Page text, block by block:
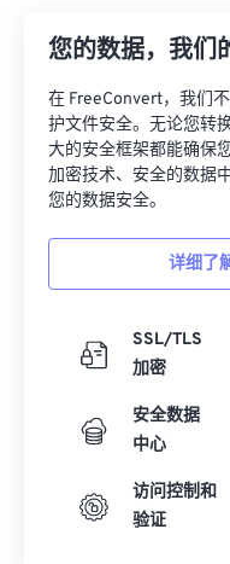
您的数据，我们
在 FreeConvert，我们
护文件安全。无论您转
大的安全框架都能确保
加密技术、安全的数据
您的数据安全。
详细了
SSL/TLS
加密
安全数据
中心
访问控制和
验证